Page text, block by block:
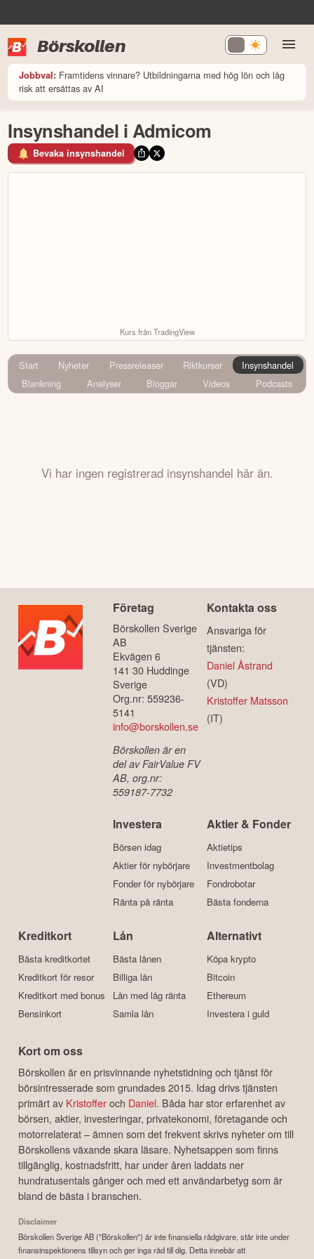
Börskollen
Jobbval: Framtidens vinnare? Utbildningarna med hög lön och låg
risk att ersättas av AI
Insynshandel i Admicom
Bevaka insynshandel
Kurs från TradingView
Start Nyheter Pressreleaser Riktkurser
Insynshandel
Blankning
Analyser Bloggar Videos Podcasts
Vi har ingen registrerad insynshandel här än.
Företag
Börskollen Sverige
AB
Ekvägen 6
141 30 Huddinge
Sverige
Org.nr: 559236-
5141
info@borskollen.se
Börskollen är en
del av FairValue FV
AB, org.nr:
559187-7732
Kontakta oss
Ansvariga för
tjänsten:
Daniel Åstrand
(VD)
Kristoffer Matsson
(IT)
Investera
Börsen idag
Aktier för nybörjare
Fonder för nybörjare
Ränta på ränta
Aktier & Fonder
Aktietips
Investmentbolag
Fondrobotar
Bästa fonderna
Kreditkort
Bästa kreditkortet
Kreditkort för resor
Kreditkort med bonus
Bensinkort
Lån
Bästa lånen
Billiga lån
Lån med låg ränta
Samla lån
Alternativt
Köpa krypto
Bitcoin
Ethereum
Investera i guld
Kort om oss
Börskollen är en prisvinnande nyhetstidning och tjänst för
börsintresserade som grundades 2015. Idag drivs tjänsten
primärt av Kristofferoch Daniel. Båda har stor erfarenhet av
börsen, aktier, investeringar, privatekonomi, företagande och
motorrelaterat – ämnen som det frekvent skrivs nyheter om till
Börskollens växande skara läsare. Nyhetsappen som finns
tillgänglig, kostnadsfritt, har under åren laddats ner
hundratusentals gånger och med ett användarbetyg som är
bland de bästa i branschen.
Disclaimer
Börskollen Sverige AB ("Börskollen") är inte finansiella rådgivare, står inte under
finansinspektionens tillsyn och ger inga råd till dig. Detta innebär att